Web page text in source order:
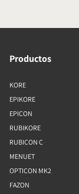
Productos
KORE
EPIKORE
EPICON
RUBIKORE
RUBICON C
MENUET
OPTICON MK2
FAZON